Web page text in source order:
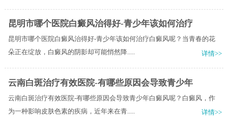
昆明市哪个医院白癜风治得好-青少年该如何治疗
昆明市哪个医院白癜风治得好-青少年该如何治疗白癜风呢？当青春的花
朵正在绽放，白癜风的阴影却可能悄然降.....
详情>>
云南白斑治疗有效医院-有哪些原因会导致青少年
云南白斑治疗有效医院-有哪些原因会导致青少年白癜风呢？白癜风，作
为一种影响皮肤色素的疾病，近年来在青.....
详情>>